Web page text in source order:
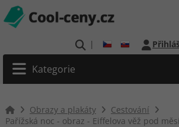
|
Kategorie
Obrazy a plakáty
Cestování
Pařížská noc - obraz - Eiffelova věž pod